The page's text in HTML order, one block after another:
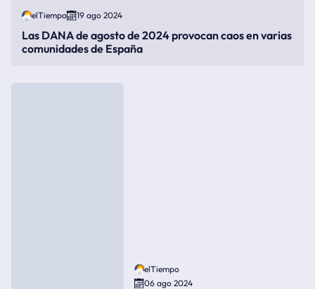
elTiempo 19 ago 2024
Las DANA de agosto de 2024 provocan caos en varias
comunidades de España
elTiempo
06 ago 2024